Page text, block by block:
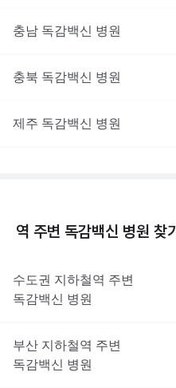
충남 독감백신 병원
충북 독감백신 병원
제주 독감백신 병원
역 주변 독감백신 병원 찾기
수도권 지하철역 주변
독감백신
병원
부산 지하철역 주변
독감백신
병원